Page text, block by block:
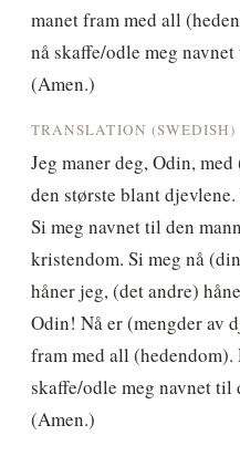
manet fram med all
nå skaffe/odle meg
(Amen.)
TRANSLATION (SWEDISH)
Jeg maner deg, Odin,
den største blant djevlene.
Si meg navnet til den
kristendom. Si meg nå
håner jeg, (det andre)
Odin! Nå er (mengder av
fram med all (hedendom).
skaffe/odle meg navnet til
(Amen.)